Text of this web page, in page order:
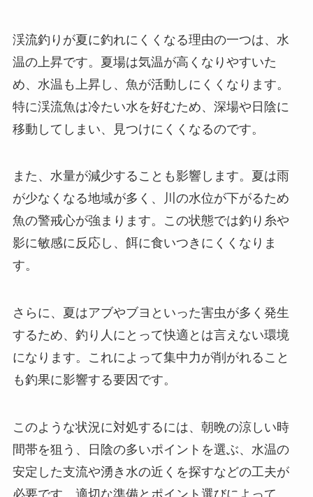
渓流釣りが夏に釣れにくくなる理由の一つは、水
温の上昇です。夏場は気温が高くなりやすいた
め、水温も上昇し、魚が活動しにくくなります。
特に渓流魚は冷たい水を好むため、深場や日陰に
移動してしまい、見つけにくくなるのです。
また、水量が減少することも影響します。夏は雨
が少なくなる地域が多く、川の水位が下がるため
魚の警戒心が強まります。この状態では釣り糸や
影に敏感に反応し、餌に食いつきにくくなりま
す。
さらに、夏はアブやブヨといった害虫が多く発生
するため、釣り人にとって快適とは言えない環境
になります。これによって集中力が削がれること
も釣果に影響する要因です。
このような状況に対処するには、朝晩の涼しい時
間帯を狙う、日陰の多いポイントを選ぶ、水温の
安定した支流や湧き水の近くを探すなどの工夫が
必要です。適切な準備とポイント選びによって、